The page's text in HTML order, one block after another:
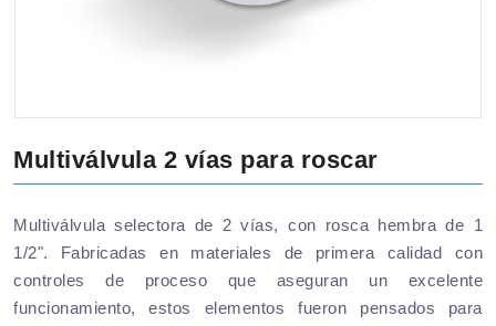
Multiválvula 2 vías para roscar
Multiválvula selectora de 2 vías, con rosca hembra de 1
1/2". Fabricadas en materiales de primera calidad con
controles de proceso que aseguran un excelente
funcionamiento, estos elementos fueron pensados para